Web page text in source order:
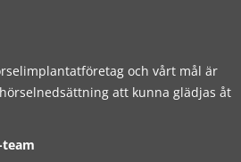
och vårt mål är
att kunna glädjas åt